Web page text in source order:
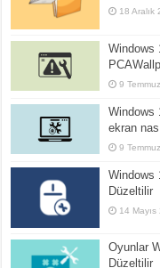
18 Aralık
Windows
9
Windows
ekran
9
Windows
Düzeltilir
14 Mayıs
Oyunlar
Düzeltilir